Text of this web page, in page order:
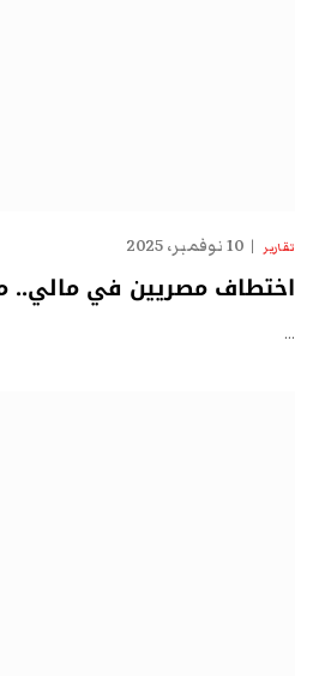
تقارير 10 نوفمبر، 2025
اختطاف مصريين في مالي..
…